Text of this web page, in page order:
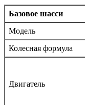
Базовое шасси
Модель
Колесная формула
Двигатель